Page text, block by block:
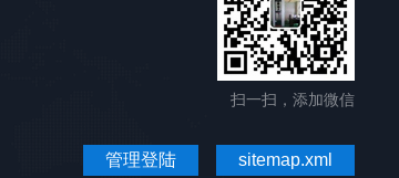
扫一扫，添加微信
管理登陆 sitemap.xml